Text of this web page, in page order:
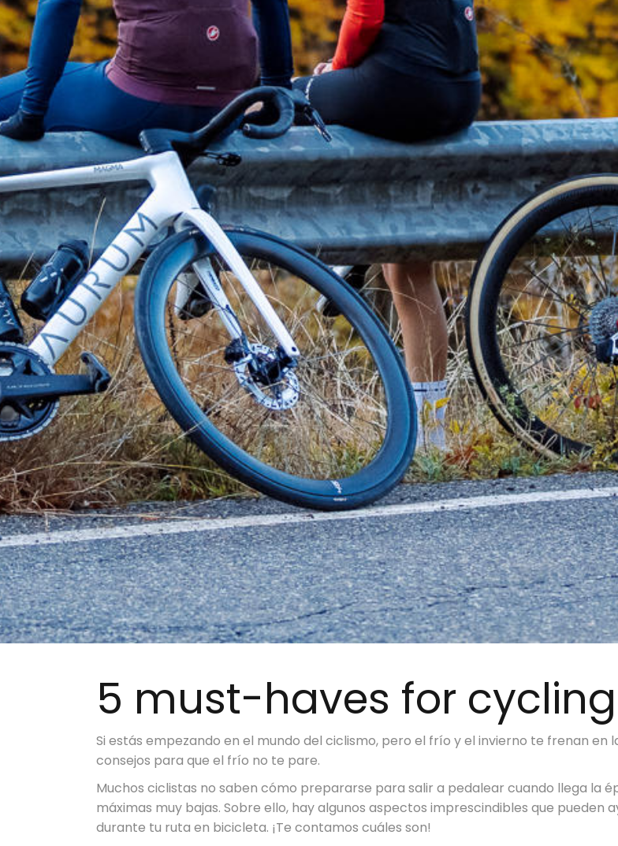
5 must-haves for
Si estás empezando en el mundo del ciclismo, pero el frío y el invierno te frenan
consejos para que el frío no te pare.
Muchos ciclistas no saben cómo prepararse para salir a pedalear cuando llega la
máximas muy bajas. Sobre ello, hay algunos aspectos imprescindibles que
durante tu ruta en bicicleta. ¡Te contamos cuáles son!